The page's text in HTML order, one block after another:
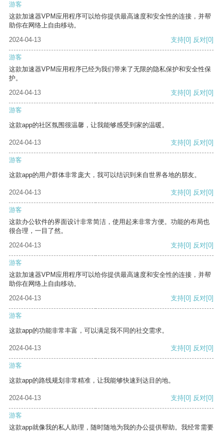
游客
这款加速器VPM应用程序可以给你提供最高速度和安全性的连接，并帮
助你在网络上自由移动。
2024-04-13
支持[0] 反对[0]
游客
这款加速器VPM应用程序已经为我们带来了无限的隐私保护和安全性保
护。
2024-04-13
支持[0] 反对[0]
游客
这款app的社区氛围很温馨，让我能够感受到家的温暖。
2024-04-13 支持[0] 反对[0]
游客
这款app的用户群体非常庞大，我可以结识到来自世界各地的朋友。
2024-04-13 支持[0] 反对[0]
游客
这款办公软件的界面设计非常简洁，使用起来非常方便。功能的布局也
很合理，一目了然。
2024-04-13
支持[0] 反对[0]
游客
这款加速器VPM应用程序可以给你提供最高速度和安全性的连接，并帮
助你在网络上自由移动。
2024-04-13
支持[0] 反对[0]
游客
这款app的功能非常丰富，可以满足我不同的社交需求。
2024-04-13 支持[0] 反对[0]
游客
这款app的路线规划非常精准，让我能够快速到达目的地。
2024-04-13 支持[0] 反对[0]
游客
这款app就像我的私人助理，随时随地为我的办公提供帮助。我经常需要